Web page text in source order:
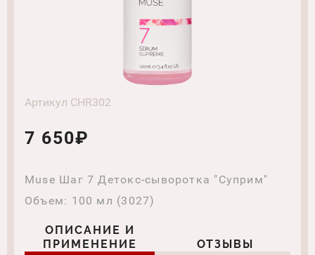
Артикул CHR302
7 650₽
Muse Шаг 7 Детокс-сыворотка "Суприм"
Объем: 100 мл (3027)
ОПИСАНИЕ И
ПРИМЕНЕНИЕ
ОТЗЫВЫ